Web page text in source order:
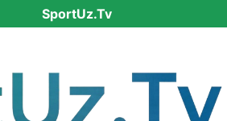
SportUz.Tv